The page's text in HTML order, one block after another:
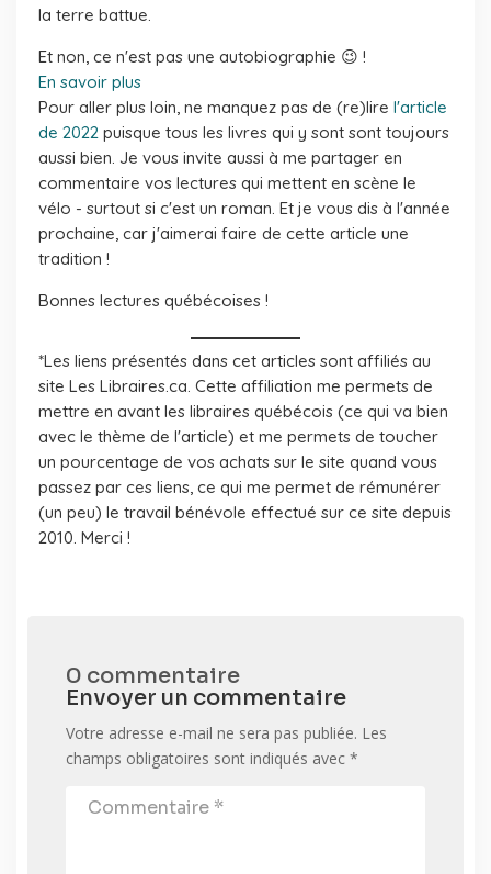
la terre battue.
Et non, ce n'est pas une autobiographie 😉 !
En savoir plus
Pour aller plus loin, ne manquez pas de (re)lire l'article
de 2022 puisque tous les livres qui y sont sont toujours
aussi bien. Je vous invite aussi à me partager en
commentaire vos lectures qui mettent en scène le
vélo - surtout si c'est un roman. Et je vous dis à l'année
prochaine, car j'aimerai faire de cette article une
tradition !
Bonnes lectures québécoises !
*Les liens présentés dans cet articles sont affiliés au
site Les Libraires.ca. Cette affiliation me permets de
mettre en avant les libraires québécois (ce qui va bien
avec le thème de l'article) et me permets de toucher
un pourcentage de vos achats sur le site quand vous
passez par ces liens, ce qui me permet de rémunérer
(un peu) le travail bénévole effectué sur ce site depuis
2010. Merci !
0 commentaire
Envoyer un commentaire
Votre adresse e-mail ne sera pas publiée. Les
champs obligatoires sont indiqués avec *